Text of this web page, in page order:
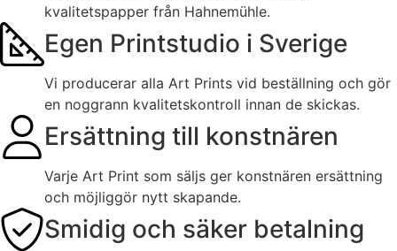
kvalitetspapper från Hahnemühle.
Egen Printstudio i Sverige
Vi producerar alla Art Prints vid beställning och gör
en noggrann kvalitetskontroll innan de skickas.
Ersättning till konstnären
Varje Art Print som säljs ger konstnären ersättning
och möjliggör nytt skapande.
Smidig och säker betalning